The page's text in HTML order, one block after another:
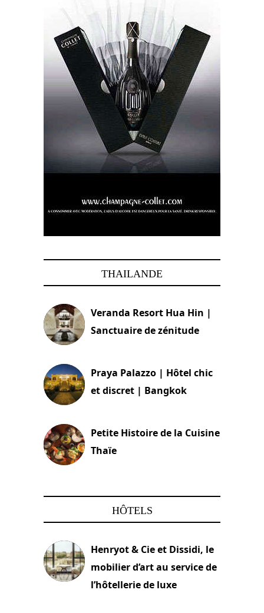
THAILANDE
Veranda Resort Hua Hin |
Sanctuaire de zénitude
Praya Palazzo | Hôtel chic
et discret | Bangkok
Petite Histoire de la Cuisine
Thaïe
HÔTELS
Henryot & Cie et Dissidi, le
mobilier d’art au service de
l’hôtellerie de luxe